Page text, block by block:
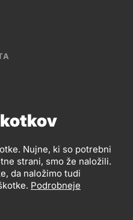
Nujne, ki so potrebni
strani, smo že naložili.
da naložimo tudi
Podrobneje